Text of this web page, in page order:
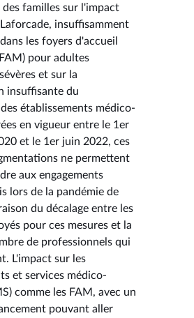
familles sur l'impact
insuffisamment
les foyers d'accueil
pour adultes
et sur la
insuffisante du
établissements médico-
en vigueur entre le 1er
et le 1er juin 2022, ces
ne permettent
aux engagements
lors de la pandémie de
du décalage entre les
pour ces mesures et la
de professionnels qui
L'impact sur les
et services médico-
comme les FAM, avec un
pouvant aller